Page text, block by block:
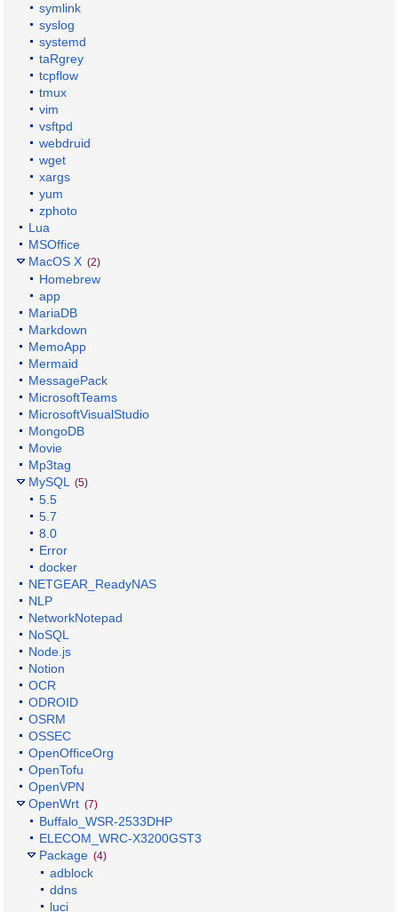
symlink
syslog
systemd
taRgrey
tcpflow
tmux
vim
vsftpd
webdruid
wget
xargs
yum
zphoto
Lua
MSOffice
MacOS X (2)
Homebrew
app
MariaDB
Markdown
MemoApp
Mermaid
MessagePack
MicrosoftTeams
MicrosoftVisualStudio
MongoDB
Movie
Mp3tag
MySQL (5)
5.5
5.7
8.0
Error
docker
NETGEAR_ReadyNAS
NLP
NetworkNotepad
NoSQL
Node.js
Notion
OCR
ODROID
OSRM
OSSEC
OpenOfficeOrg
OpenTofu
OpenVPN
OpenWrt (7)
Buffalo_WSR-2533DHP
ELECOM_WRC-X3200GST3
Package (4)
adblock
ddns
luci